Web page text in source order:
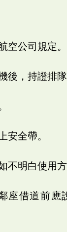
空公司規定。
後，持證排
安全帶。
不明白使用
座借道前